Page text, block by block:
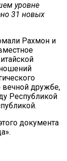
уровне
31 новых
Рахмон и
вечной дружбе,
Республикой
документа